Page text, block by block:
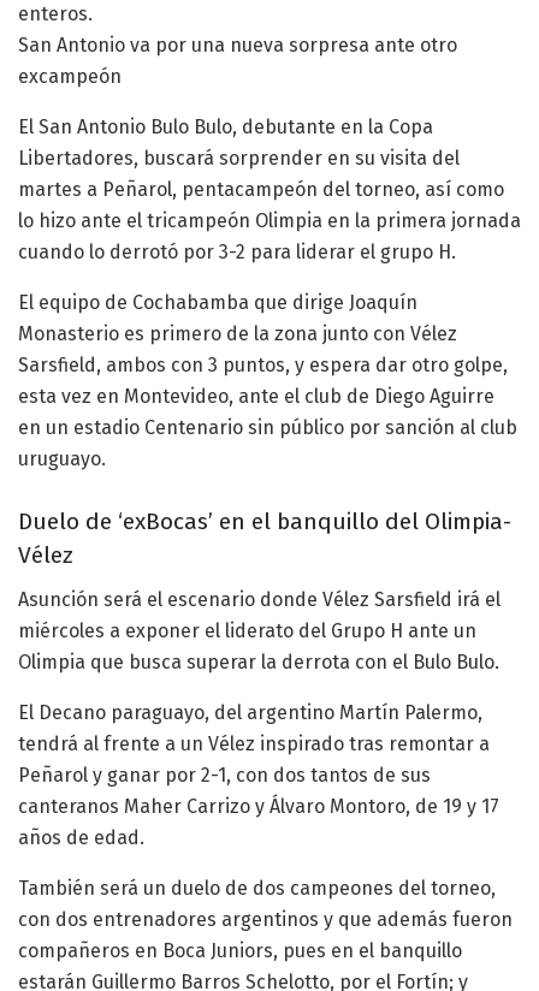
enteros.
San Antonio va por una nueva sorpresa ante otro
excampeón
El San Antonio Bulo Bulo, debutante en la Copa
Libertadores, buscará sorprender en su visita del
martes a Peñarol, pentacampeón del torneo, así como
lo hizo ante el tricampeón Olimpia en la primera jornada
cuando lo derrotó por 3-2 para liderar el grupo H.
El equipo de Cochabamba que dirige Joaquín
Monasterio es primero de la zona junto con Vélez
Sarsfield, ambos con 3 puntos, y espera dar otro golpe,
esta vez en Montevideo, ante el club de Diego Aguirre
en un estadio Centenario sin público por sanción al club
uruguayo.
Duelo de ‘exBocas’ en el banquillo del Olimpia-
Vélez
Asunción será el escenario donde Vélez Sarsfield irá el
miércoles a exponer el liderato del Grupo H ante un
Olimpia que busca superar la derrota con el Bulo Bulo.
El Decano paraguayo, del argentino Martín Palermo,
tendrá al frente a un Vélez inspirado tras remontar a
Peñarol y ganar por 2-1, con dos tantos de sus
canteranos Maher Carrizo y Álvaro Montoro, de 19 y 17
años de edad.
También será un duelo de dos campeones del torneo,
con dos entrenadores argentinos y que además fueron
compañeros en Boca Juniors, pues en el banquillo
estarán Guillermo Barros Schelotto, por el Fortín; y